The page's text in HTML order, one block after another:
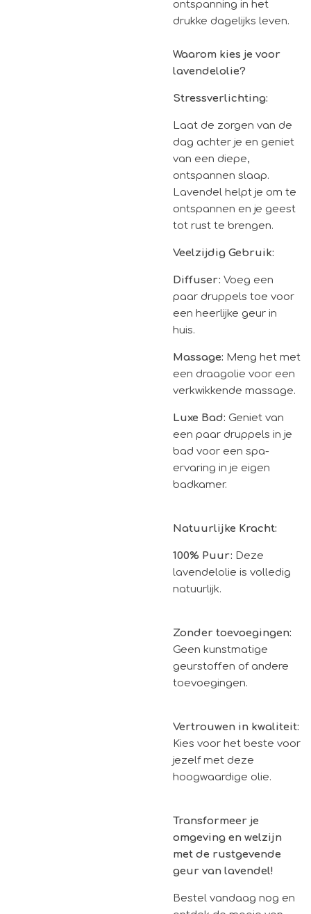
ontspanning in het
drukke dagelijks leven.
Waarom kies je voor
lavendelolie?
Stressverlichting:
Laat de zorgen van de
dag achter je en geniet
van een diepe,
ontspannen slaap.
Lavendel helpt je om te
ontspannen en je geest
tot rust te brengen.
Veelzijdig Gebruik:
Diffuser: Voeg een
paar druppels toe voor
een heerlijke geur in
huis.
Massage: Meng het met
een draagolie voor een
verkwikkende massage.
Luxe Bad: Geniet van
een paar druppels in je
bad voor een spa-
ervaring in je eigen
badkamer.
Natuurlijke Kracht:
100% Puur: Deze
lavendelolie is volledig
natuurlijk.
Zonder toevoegingen:
Geen kunstmatige
geurstoffen of andere
toevoegingen.
Vertrouwen in kwaliteit:
Kies voor het beste voor
jezelf met deze
hoogwaardige olie.
Transformeer je
omgeving en welzijn
met de rustgevende
geur van lavendel!
Bestel vandaag nog en